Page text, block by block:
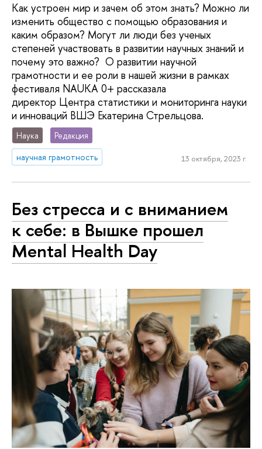
Как устроен мир и зачем об этом знать? Можно ли
изменить общество с помощью образования и
каким образом? Могут ли люди без ученых
степеней участвовать в развитии научных знаний и
почему это важно? О развитии научной
грамотности и ее роли в нашей жизни в рамках
фестиваля NAUKA 0+ рассказала
директор Центра статистики и мониторинга науки
и инноваций ВШЭ Екатерина Стрельцова.
Наука
Редакция
научная грамотность
13 октября, 2023 г.
Без стресса и с вниманием
к себе: в Вышке прошел
Mental Health Day